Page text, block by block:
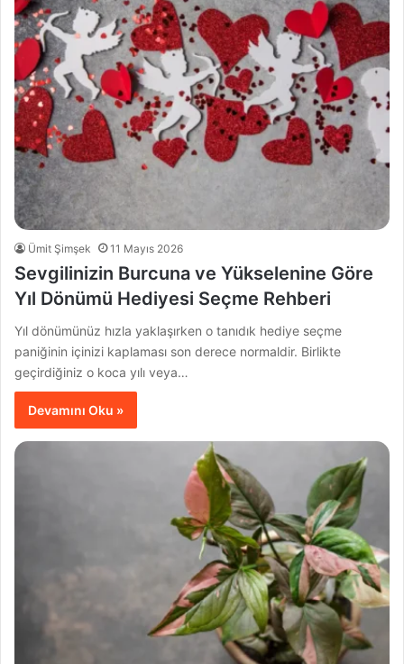
Ümit Şimşek 11 Mayıs 2026
Sevgilinizin Burcuna ve Yükselenine Göre
Yıl Dönümü Hediyesi Seçme Rehberi
Yıl dönümünüz hızla yaklaşırken o tanıdık hediye seçme
paniğinin içinizi kaplaması son derece normaldir. Birlikte
geçirdiğiniz o koca yılı veya…
Devamını Oku »